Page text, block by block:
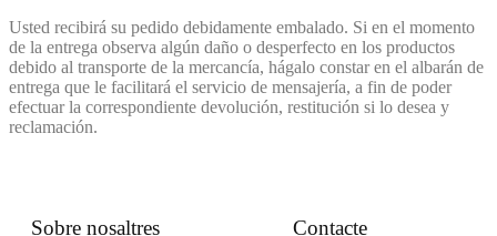
Usted recibirá su pedido debidamente embalado. Si en el momento
de la entrega observa algún daño o desperfecto en los productos
debido al transporte de la mercancía, hágalo constar en el albarán de
entrega que le facilitará el servicio de mensajería, a fin de poder
efectuar la correspondiente devolución, restitución si lo desea y
reclamación.
Sobre nosaltres Contacte